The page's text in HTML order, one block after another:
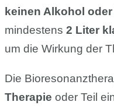
keinen Alkohol
mindestens 2 Liter
um die Wirkung der
Die
Therapie oder Teil